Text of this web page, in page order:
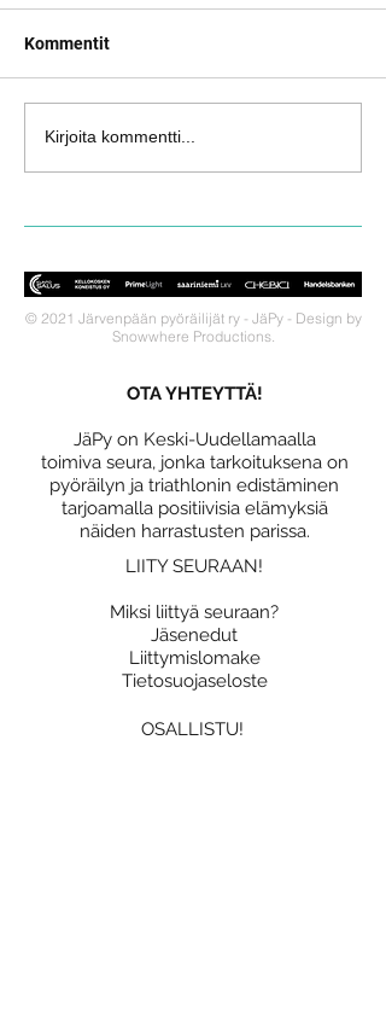
Kommentit
Kirjoita kommentti...
© 2021 Järvenpään pyöräilijät ry - JäPy - Design by
Snowwhere Productions.
OTA YHTEYTTÄ!
JäPy on Keski-Uudellamaalla
toimiva seura, jonka tarkoituksena on
pyöräilyn ja triathlonin edistäminen
tarjoamalla positiivisia elämyksiä
näiden harrastusten parissa.
LIITY SEURAAN!
Miksi liittyä seuraan?
Jäsenedut
Liittymislomake
Tietosuojaseloste
OSALLISTU!